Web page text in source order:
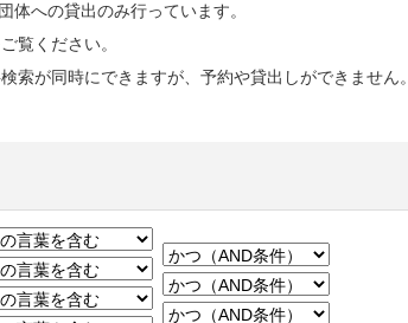
への貸出のみ行っています。
覧ください。
索が同時にできますが、予約や貸出しができません。